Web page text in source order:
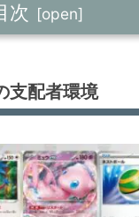
次
支配者環境